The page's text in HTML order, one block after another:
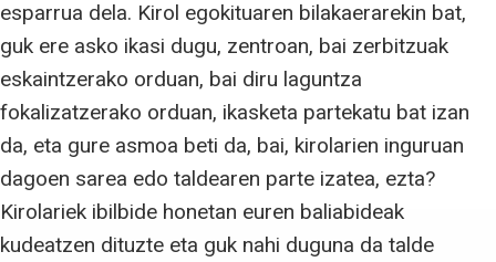
esparrua dela. Kirol egokituaren bilakaerarekin bat,
guk ere asko ikasi dugu, zentroan, bai zerbitzuak
eskaintzerako orduan, bai diru laguntza
fokalizatzerako orduan, ikasketa partekatu bat izan
da, eta gure asmoa beti da, bai, kirolarien inguruan
dagoen sarea edo taldearen parte izatea, ezta?
Kirolariek ibilbide honetan euren baliabideak
kudeatzen dituzte eta guk nahi duguna da talde